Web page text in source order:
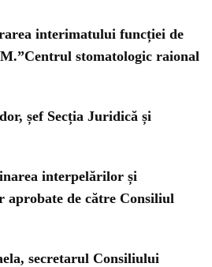
interimatului funcției de
stomatologic raional
șef Secția Juridică și
interpelărilor și
aprobate de către Consiliul
secretarul Consiliului